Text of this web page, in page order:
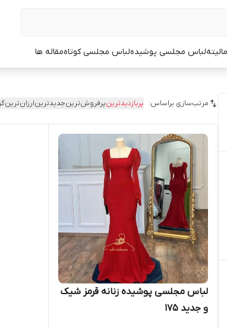
لباس مجلسی پوشیدهلباس مجلسی کوتاهمقاله ها
مرتب‌سازی براساس: پربازدیدترینپرفروش‌ترینجدیدترینارزان‌ترین
لباس مجلسی پوشیده زنانه قرمز شیک
و جدید ۱۷۵